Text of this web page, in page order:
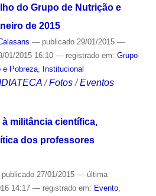
do Grupo de Nutrição e
de 2015
— publicado29/01/2015 —
01/2015 16:10 — registrado em: Grupo
e Pobreza, Institucional
/Fotos /Eventos
militância científica,
dos professores
publicado27/01/2015 — última
14:17 — registrado em: Evento,